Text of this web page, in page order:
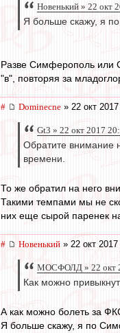
Новенький » 22 окт
Я больше скажу, я
Разве Симферополь или
"в", повторяя за
# Dominecne » 22 окт
Gt3 » 22 окт 2017
Обратите внимание
времени.
То же обратил на него
Такими темпами мы не
них еще сырой паренек
# Новенький » 22 окт
МОСФОЛД » 22 окт
Как можно
А как можно болеть за
Я больше скажу, я по